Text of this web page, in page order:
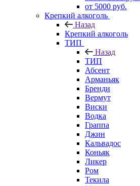
от 5000 руб.
Крепкий алкоголь
Назад
Крепкий алкоголь
ТИП
Назад
ТИП
Абсент
Арманьяк
Бренди
Вермут
Виски
Водка
Граппа
Джин
Кальвадос
Коньяк
Ликер
Ром
Текила